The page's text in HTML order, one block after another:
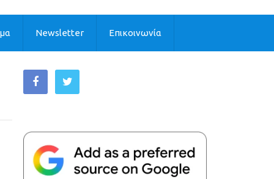
Newsletter Επικοινωνία